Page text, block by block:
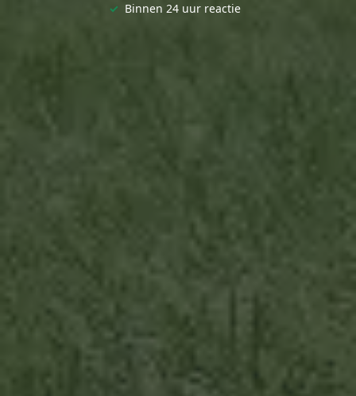
✓ Binnen 24 uur reactie